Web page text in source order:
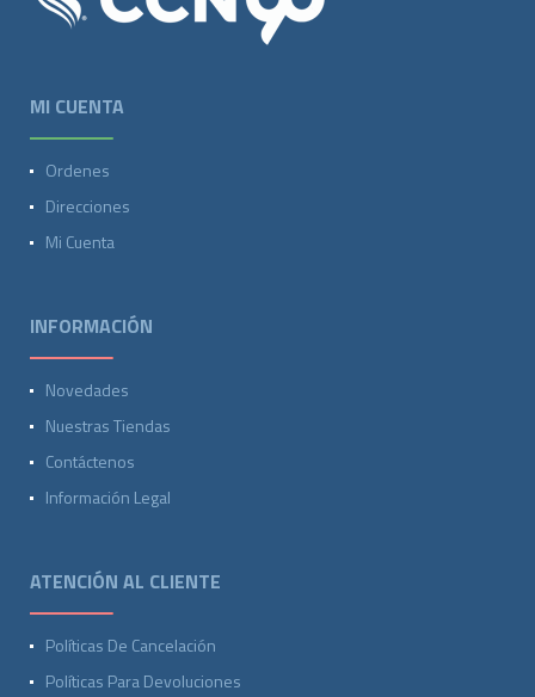
MI CUENTA
Ordenes
Direcciones
Mi Cuenta
INFORMACIÓN
Novedades
Nuestras Tiendas
Contáctenos
Información Legal
ATENCIÓN AL CLIENTE
Políticas De Cancelación
Políticas Para Devoluciones